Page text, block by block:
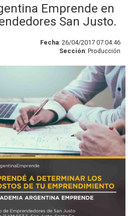
Emprende en
San Justo.
Fecha: 26/04/2017 07:04:46
Sección: Producción